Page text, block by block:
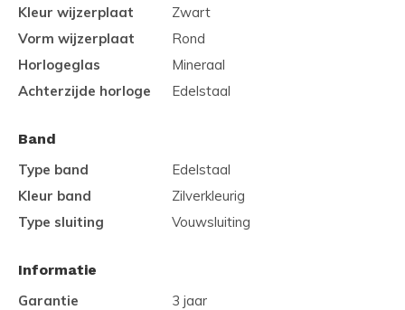
Kleur wijzerplaat
Zwart
Vorm wijzerplaat
Rond
Horlogeglas
Mineraal
Achterzijde horloge
Edelstaal
Band
Type band
Edelstaal
Kleur band
Zilverkleurig
Type sluiting
Vouwsluiting
Informatie
Garantie
3 jaar